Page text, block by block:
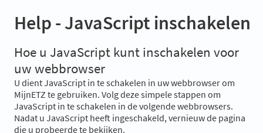
Help - JavaScript inschakelen
Hoe u JavaScript kunt inschakelen voor
uw webbrowser
U dient JavaScript in te schakelen in uw webbrowser om
MijnETZ te gebruiken. Volg deze simpele stappen om
JavaScript in te schakelen in de volgende webbrowsers.
Nadat u JavaScript heeft ingeschakeld, vernieuw de pagina
die u probeerde te bekijken.